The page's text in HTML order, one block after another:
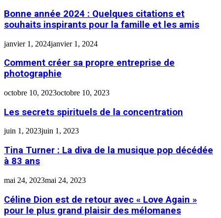
Bonne année 2024 : Quelques citations et
souhaits inspirants pour la famille et les amis
janvier 1, 2024janvier 1, 2024
Comment créer sa propre entreprise de
photographie
octobre 10, 2023octobre 10, 2023
Les secrets spirituels de la concentration
juin 1, 2023juin 1, 2023
Tina Turner : La diva de la musique pop décédée
à 83 ans
mai 24, 2023mai 24, 2023
Céline Dion est de retour avec « Love Again »
pour le plus grand plaisir des mélomanes